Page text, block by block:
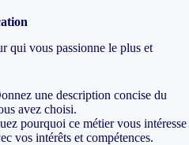
qui vous passionne le plus et
une description concise du
avez choisi.
pourquoi ce métier vous intéresse
vos intérêts et compétences.